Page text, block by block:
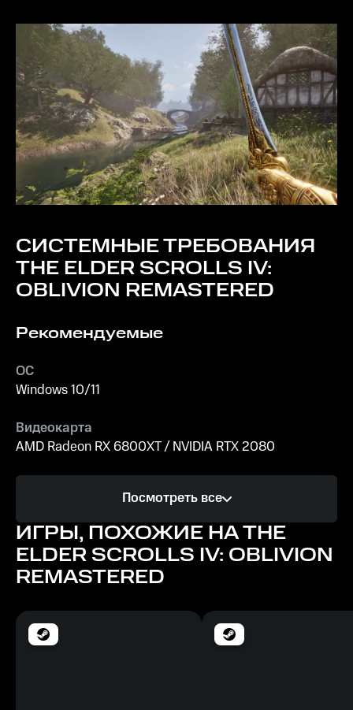
СИСТЕМНЫЕ ТРЕБОВАНИЯ
THE ELDER SCROLLS IV:
OBLIVION REMASTERED
Рекомендуемые
ОС
Windows 10/11
Видеокарта
AMD Radeon RX 6800XT / NVIDIA RTX 2080
AMD Ryzen 5 3600X / Intel Core i5-10600K
Память
32 GB ОЗУ
125 GB
Посмотреть все
ИГРЫ, ПОХОЖИЕ НА THE
ELDER SCROLLS IV: OBLIVION
REMASTERED